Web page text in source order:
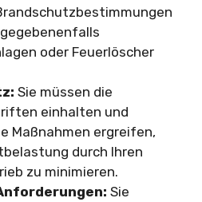
oder Feuerlöscher
Sie müssen die
einhalten und
Maßnahmen ergreifen,
durch Ihren
zu minimieren.
Sie